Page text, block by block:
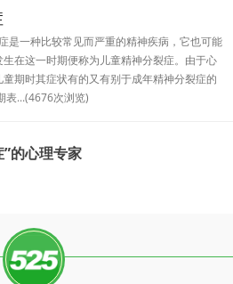
是一种比较常见而严重的精神疾病，它也可能
在这一时期便称为儿童精神分裂症。由于心
期时其症状有的又有别于成年精神分裂症的
表...(4676次浏览)
的心理专家